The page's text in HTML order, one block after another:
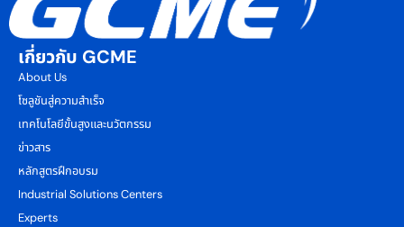
เกี่ยวกับ GCME
About Us
โซลูชันสู่ความสำเร็จ
เทคโนโลยีขั้นสูงและนวัตกรรม
ข่าวสาร
หลักสูตรฝึกอบรม
Industrial Solutions Centers
Experts